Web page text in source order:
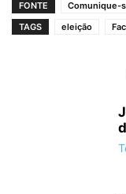
FONTE
Comunique-
TAGS
eleição